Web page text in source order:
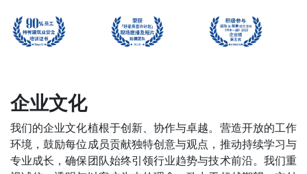
企业文化
我们的企业文化植根于创新、协作与卓越。营造开放的工作
环境，鼓励每位成员贡献独特创意与观点，推动持续学习与
专业成长，确保团队始终引领行业趋势与技术前沿。我们重